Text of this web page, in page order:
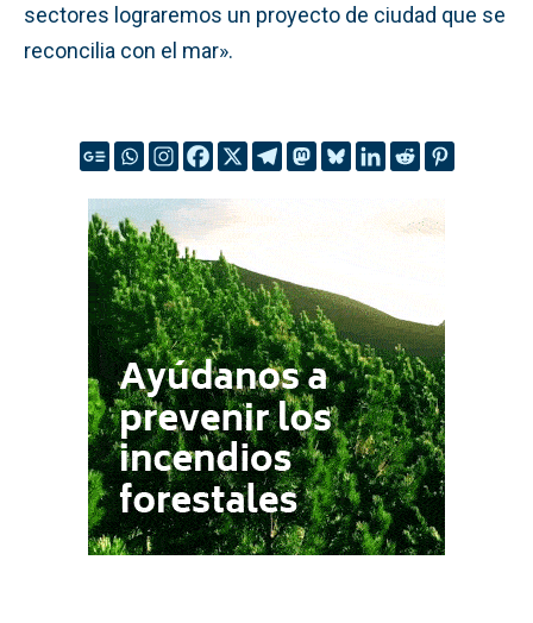
sectores lograremos un proyecto de ciudad que se
reconcilia con el mar».